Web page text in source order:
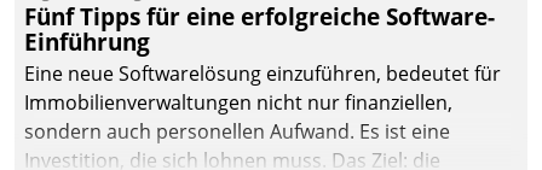
Fünf Tipps für eine erfolgreiche Software-
Einführung
Eine neue Softwarelösung einzuführen, bedeutet für
Immobilienverwaltungen nicht nur finanziellen,
sondern auch personellen Aufwand. Es ist eine
Investition, die sich lohnen muss. Das Ziel: die